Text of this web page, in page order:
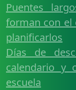
Puentes
forman con el
planificarlos
Días de
calendario y
escuela